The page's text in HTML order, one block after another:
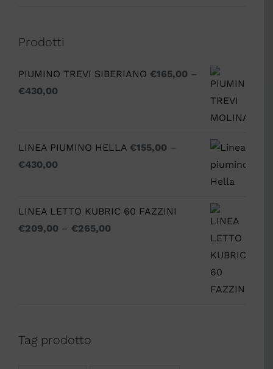
Prodotti
PIUMINO TREVI SIBERIANO €165,00 –
€430,00
LINEA PIUMINO HELLA €155,00 –
€430,00
LINEA LETTO KUBRIC 60 FAZZINI
€209,00 – €265,00
Tag prodotto